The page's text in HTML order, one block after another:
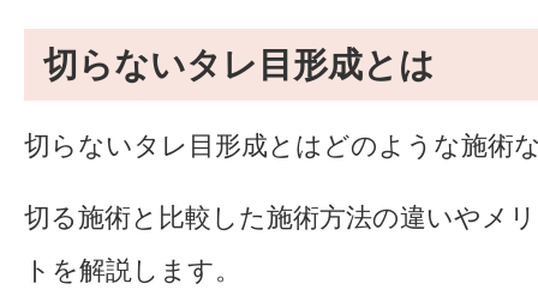
切らないタレ目形成とは
切らないタレ目形成とはどのような施術
切る施術と比較した施術方法の違いやメ
トを解説します。